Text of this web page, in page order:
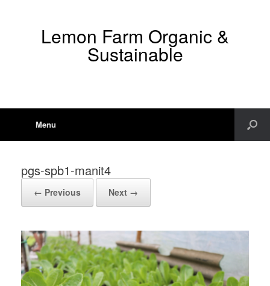
Lemon Farm Organic &
Sustainable
Menu
pgs-spb1-manit4
← Previous Next →